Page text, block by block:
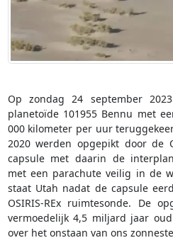
Op zondag 24 september
planetoïde 101955 Bennu met
000 kilometer per uur
2020 werden opgepikt door de
capsule met daarin de
met een parachute veilig in de
staat Utah nadat de capsule
OSIRIS-REx ruimtesonde. De
vermoedelijk 4,5 miljard jaar
over het onstaan van ons